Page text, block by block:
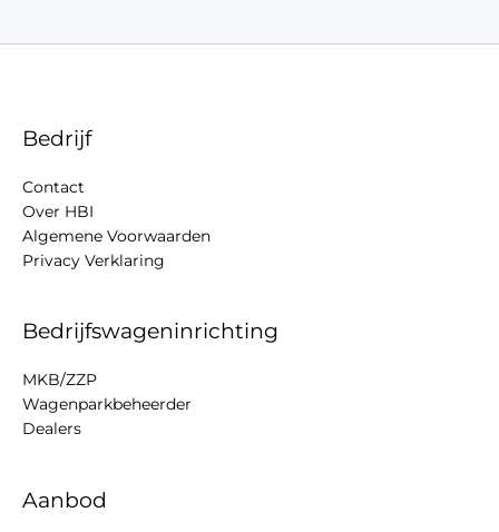
Bedrijf
Contact
Over HBI
Algemene Voorwaarden
Privacy Verklaring
Bedrijfswageninrichting
MKB/ZZP
Wagenparkbeheerder
Dealers
Aanbod